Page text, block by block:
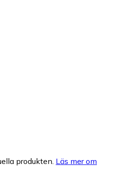
produkten. Läs mer om